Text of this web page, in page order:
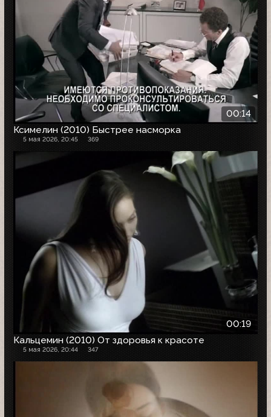
00:14
Ксимелин (2010) Быстрее насморка
5 мая 2026, 20:45 369
00:19
Кальцемин (2010) От здоровья к красоте
5 мая 2026, 20:44 347